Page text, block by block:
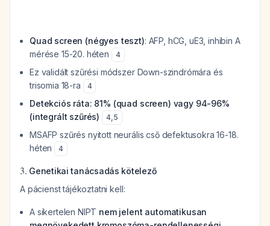
Quad screen (négyes teszt): AFP, hCG, uE3, inhibin A
mérése 15-20. héten
4
Ez validált szűrési módszer Down-szindrómára és
trisomia 18-ra
4
Detekciós ráta: 81% (quad screen) vagy 94-96%
(integrált szűrés)
4,5
MSAFP szűrés nyitott neurális cső defektusokra 16-18.
héten
4
3. Genetikai tanácsadás kötelező
A pácienst tájékoztatni kell:
A sikertelen NIPT nem jelent automatikusan